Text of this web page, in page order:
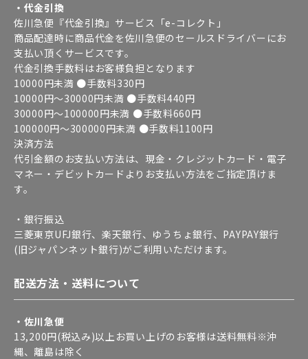
・代金引換
佐川急便『代金引換』サービス「e-コレクト」
商品配達時に商品代金を佐川急便のセールスドライバーにお
支払い頂くサービスです。
代金引換手数料はお客様負担となります
10000円未満 ●手数料330円
10000円～30000円未満 ●手数料440円
30000円～100000円未満 ●手数料660円
100000円～300000円未満 ●手数料1100円
決済方法
代引金額のお支払い方法は、現金・クレジットカード・電子
マネー・デビットカードよりお支払い方法をご指定頂けま
す。
・銀行振込
三菱東京UFJ銀行、楽天銀行、ゆうちょ銀行、PAYPAY銀行
(旧ジャパンネット銀行)がご利用いただけます。
配送方法・送料について
・佐川急便
13,200円(税込み)以上お買い上げのお客様は送料無料※沖
縄、離島は除く